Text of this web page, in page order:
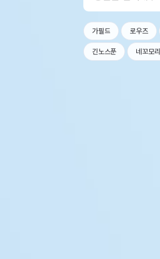
가필드 로우즈
긴노스푼 네꼬모리